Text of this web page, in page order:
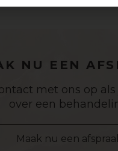
NU EEN
met ons op
over een
Maak nu een